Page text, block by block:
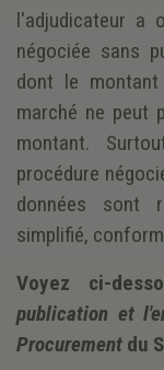
l'adjudicateur a
négociée sans
dont le
marché ne peut
montant.
procédure
données sont
simplifié,
Voyez ci-
publication et
Procurement du